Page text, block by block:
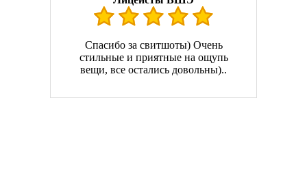
Спасибо за свитшоты) Очень
стильные и приятные на ощупь
вещи, все остались довольны)..